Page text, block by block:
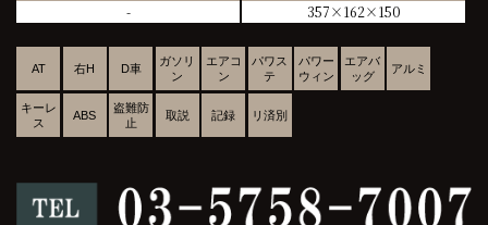
-
357×162×150
AT 右H D車
ガソリ
ン
エアコ
ン
パワス
テ
パワー
ウィン
エアバ
ッグ
アルミ
キーレ
ス
ABS
盗難防
止
取説 記録 リ済別